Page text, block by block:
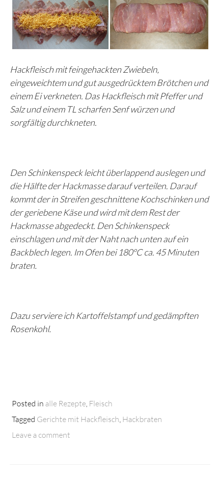
Hackfleisch mit feingehackten Zwiebeln,
eingeweichtem und gut ausgedrücktem Brötchen und
einem Ei verkneten. Das Hackfleisch mit Pfeffer und
Salz und einem TL scharfen Senf würzen und
sorgfältig durchkneten.
Den Schinkenspeck leicht überlappend auslegen und
die Hälfte der Hackmasse darauf verteilen. Darauf
kommt der in Streifen geschnittene Kochschinken und
der geriebene Käse und wird mit dem Rest der
Hackmasse abgedeckt. Den Schinkenspeck
einschlagen und mit der Naht nach unten auf ein
Backblech legen. Im Ofen bei 180°C ca. 45 Minuten
braten.
Dazu serviere ich Kartoffelstampf und gedämpften
Rosenkohl.
Posted in alle Rezepte Fleisch
Tagged Gerichte mit Hackfleisch Hackbraten
Leave a comment